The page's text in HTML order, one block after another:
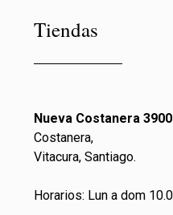
Tiendas
Nueva Costanera
Costanera,
Vitacura, Santiago.
Horarios: Lun a dom